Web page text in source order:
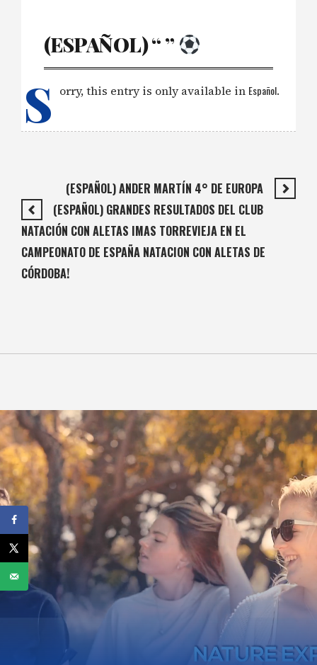
(ESPAÑOL) “ ”
S orry, this entry is only available in Español.
(ESPAÑOL) ANDER MARTÍN 4° DE EUROPA
(ESPAÑOL) GRANDES RESULTADOS DEL CLUB
NATACIÓN CON ALETAS IMAS TORREVIEJA EN EL
CAMPEONATO DE ESPAÑA NATACION CON ALETAS DE
CÓRDOBA!